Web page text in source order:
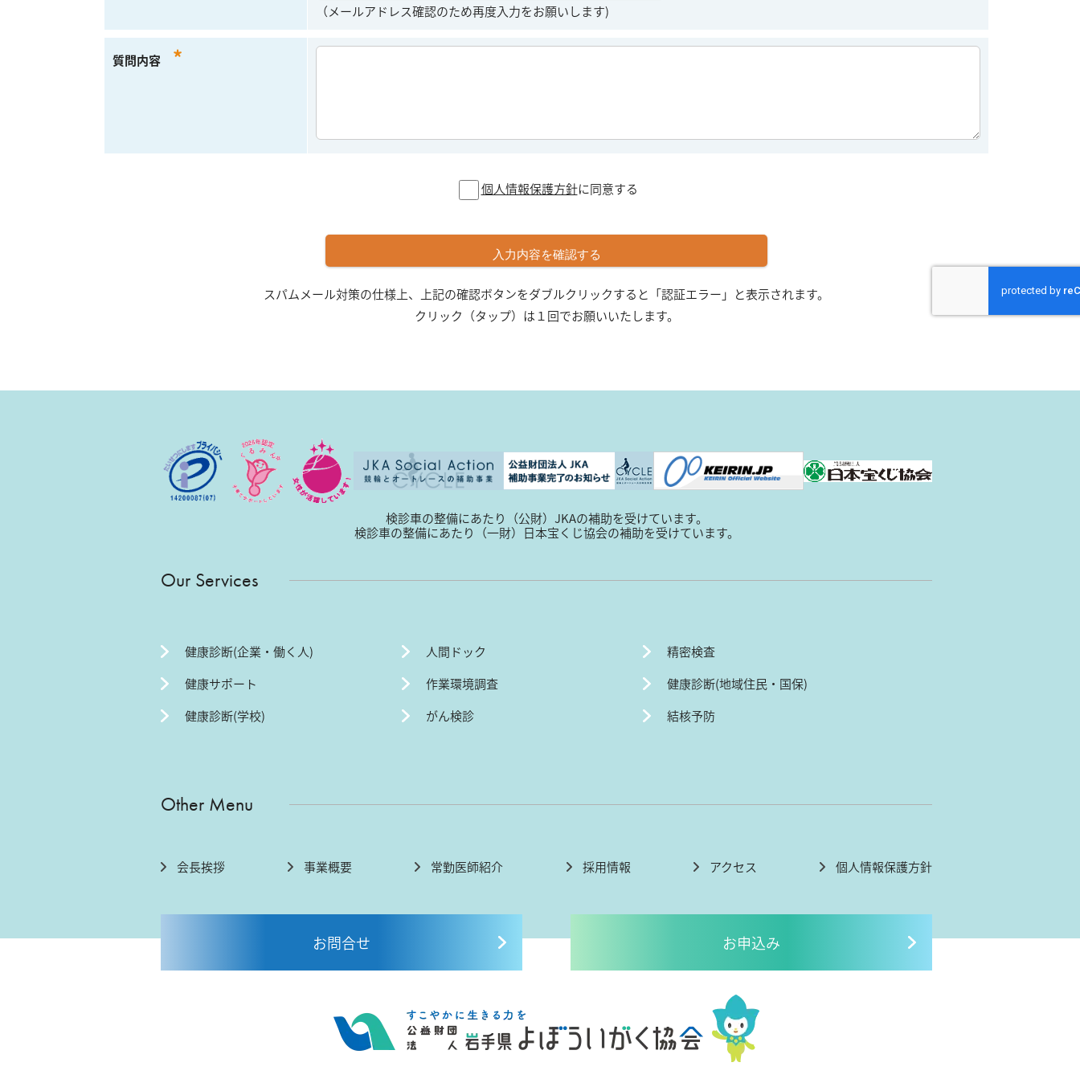
（メールアドレス確認のため再度入力をお願いします)
質問内容 *
個人情報保護方針に同意する
検診車の整備にあたり（公財）JKAの補助を受けています。
検診車の整備にあたり（一財）日本宝くじ協会の補助を受けています。
Our Services
健康診断(企業・働く人) 人間ドック
精密検査
健康サポート
作業環境調査
健康診断(地域住民・国保)
健康診断(学校)
がん検診 結核予防
Other Menu
会長挨拶 事業概要 常勤医師紹介 採用情報 アクセス 個人情報保護方針
お問合せ お申込み